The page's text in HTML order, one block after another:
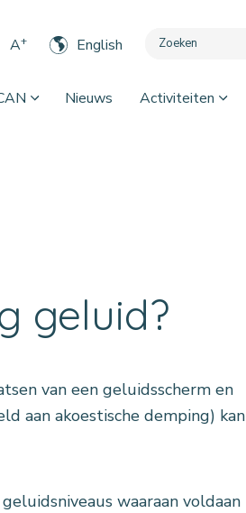
A+ English
Nieuws Activiteiten
geluid?
van een geluidsscherm en
aan akoestische demping) kan
waaraan voldaan